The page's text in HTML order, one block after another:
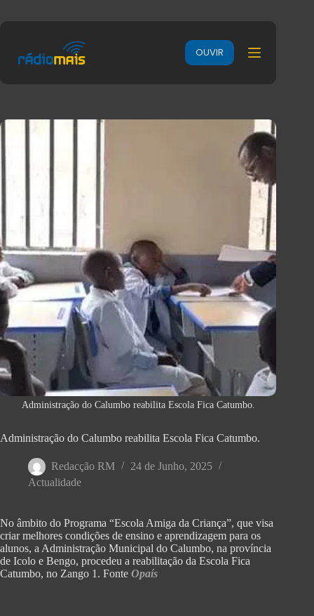
OUVIR
Administração do Calumbo reabilita Escola Fica Catumbo.
Administração do Calumbo reabilita Escola Fica Catumbo.
Redacção RM
24 de Junho, 2025
Actualidade
No âmbito do Programa “Escola Amiga da Criança”, que visa
criar melhores condições de ensino e aprendizagem para os
alunos, a Administração Municipal do Calumbo, na província
de Icolo e Bengo, procedeu a reabilitação da Escola Fica
Catumbo, no Zango 1. Fonte Opaís